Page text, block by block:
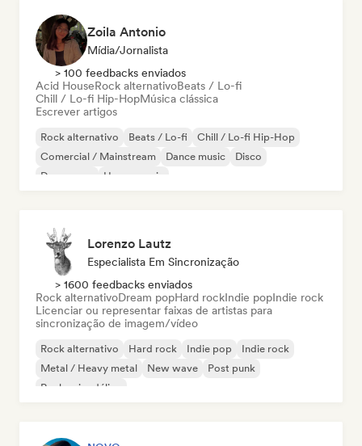
Zoila Antonio
Mídia/Jornalista
> 100 feedbacks enviados
Acid HouseRock alternativoBeats / Lo-fi
Chill / Lo-fi Hip-HopMúsica clássica
Escrever artigos
Rock alternativo Beats / Lo-fi
Chill / Lo-fi Hip-Hop
Comercial / Mainstream
Dance music
Disco
Dream pop
House music
Lorenzo Lautz
Especialista Em Sincronização
> 1600 feedbacks enviados
Rock alternativoDream popHard rockIndie popIndie rock
Licenciar ou representar faixas de artistas para
sincronização de imagem/vídeo
Rock alternativo Hard rock Indie pop
Indie rock
Metal / Heavy metal
New wave
Post punk
Rock psicodélico